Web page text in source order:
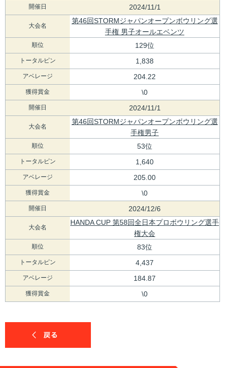
開催日 2024/11/1
大会名
第46回STORMジャパンオープンボウリング選
手権 男子オールエベンツ
順位 129位
トータルピン 1,838
アベレージ 204.22
獲得賞金 \0
開催日 2024/11/1
大会名
第46回STORMジャパンオープンボウリング選
手権男子
順位 53位
トータルピン 1,640
アベレージ 205.00
獲得賞金 \0
開催日 2024/12/6
大会名
HANDA CUP 第58回全日本プロボウリング選手
権大会
順位 83位
トータルピン 4,437
アベレージ 184.87
獲得賞金 \0